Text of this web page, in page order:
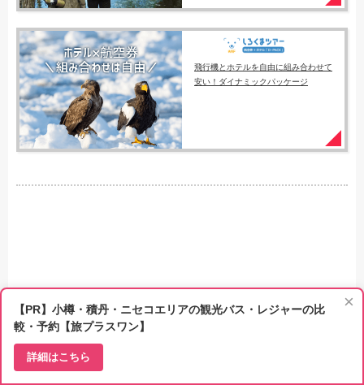
飛行機とホテルを自由に組み合わせて
安い！ダイナミックパッケージ
×
【PR】小樽・積丹・ニセコエリアの観光バス・レジャーの比
較・予約【旅プラスワン】
詳細はこちら